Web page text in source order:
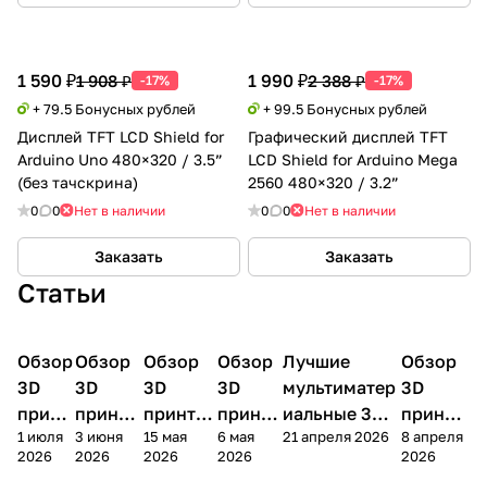
1 590 ₽1 908 ₽ -17%
+ 79.5 Бонусных рублей
Дисплей TFT LCD Shield for
Arduino Uno 480×320 / 3.5”
(без тачскрина)
0 0 Нет в наличии
Заказать
1 990 ₽2 388 ₽ -17%
+ 99.5 Бонусных рублей
Графический дисплей TFT
LCD Shield for Arduino Mega
2560 480×320 / 3.2”
0 0 Нет в наличии
Заказать
Статьи
3D
принтеры
Обзор
3D
принт
ера
Bamb
1 июля
2026
3D
принтеры
Обзор
3D
принте
ра
Anycubi
3 июня
2026
3D
принтеры
Обзор
3D
принтер
а
FlashFo
15 мая
2026
3D
принтеры
Обзор
3D
принте
ра
Bambu
6 мая
2026
3D принтеры
Лучшие
мультиматер
иальные 3D
принтеры на
21 апреля 2026
3D
Обзор
3D
принте
ра
FlashF
8 апреля
2026